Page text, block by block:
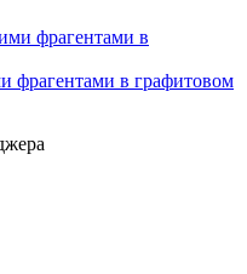
фрагентами в графитовом